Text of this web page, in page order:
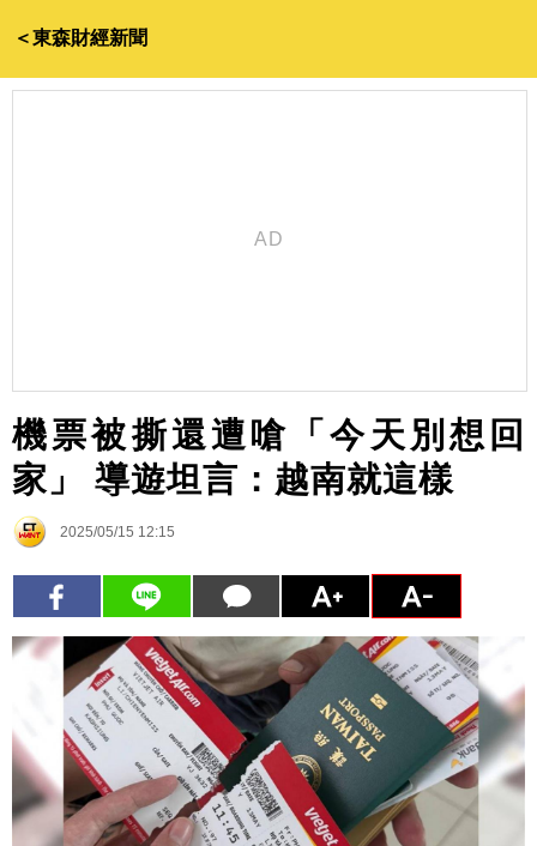
＜東森財經新聞
機票被撕還遭嗆「今天別想回
家」 導遊坦言：越南就這樣
2025/05/15 12:15